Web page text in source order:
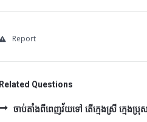
Report
Related Questions
ចាប់តាំងពីពេញវ័យទៅ តើក្មេងស្រី ក្មេងប្